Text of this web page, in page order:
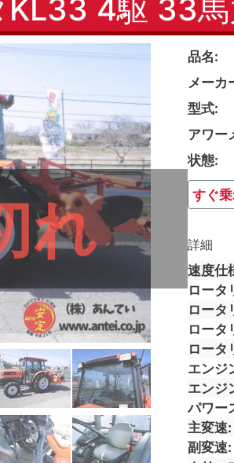
4駆 33馬
れ
品名
メーカ
型式
アワー
状態
すぐ
詳細
速度仕
ロータ
ロータ
ロータ
ロータ
エンジ
エンジ
パワー
主変速
副変速